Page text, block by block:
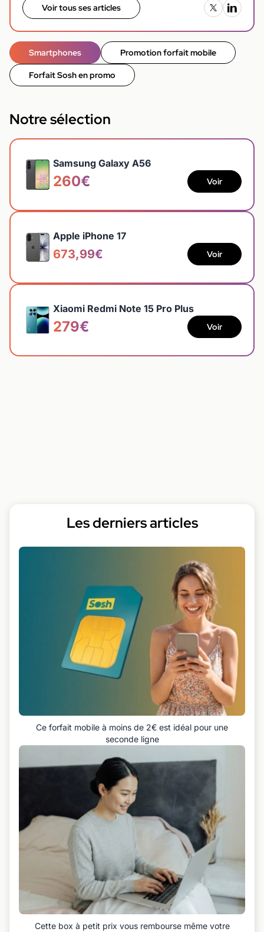
Voir tous ses articles
Smartphones Promotion forfait mobile
Forfait Sosh en promo
Notre sélection
Samsung Galaxy A56
260€ Voir
Apple iPhone 17
673,99€ Voir
Xiaomi Redmi Note 15 Pro Plus
279€ Voir
Les derniers articles
Ce forfait mobile à moins de 2€ est idéal pour une
seconde ligne
Cette box à petit prix vous rembourse même votre